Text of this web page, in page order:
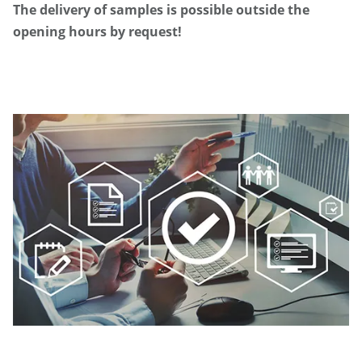
The delivery of samples is possible outside the
opening hours by request!